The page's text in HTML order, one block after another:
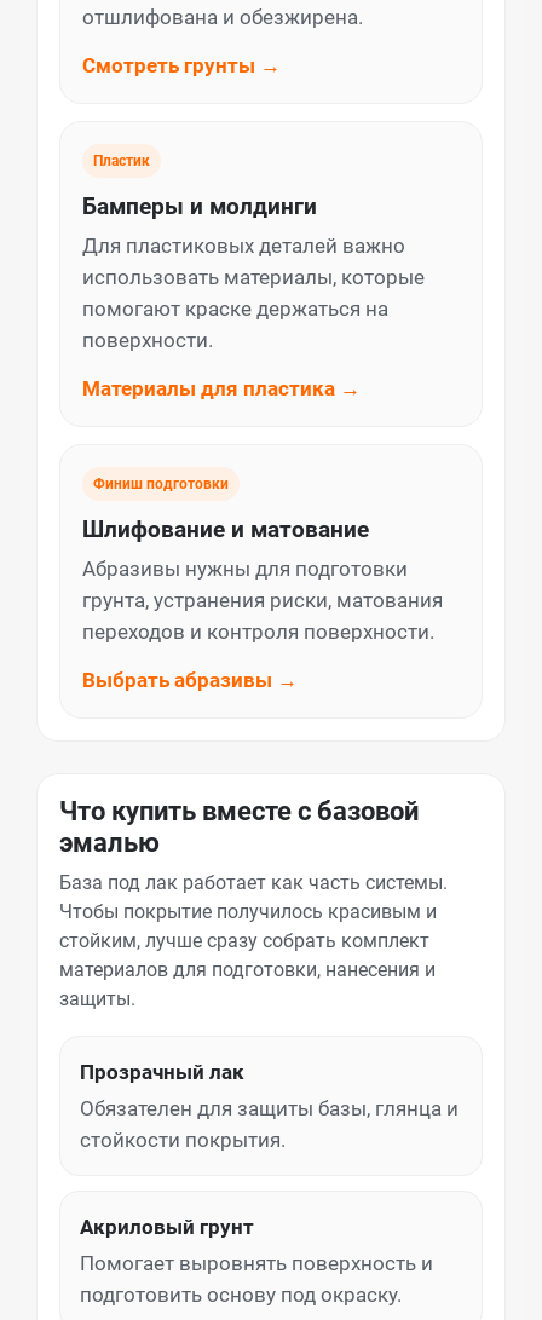
отшлифована и обезжирена.
Смотреть грунты →
Пластик
Бамперы и молдинги
Для пластиковых деталей важно
использовать материалы, которые
помогают краске держаться на
поверхности.
Материалы для пластика →
Финиш подготовки
Шлифование и матование
Абразивы нужны для подготовки
грунта, устранения риски, матования
переходов и контроля поверхности.
Выбрать абразивы →
Что купить вместе с базовой
эмалью
База под лак работает как часть системы.
Чтобы покрытие получилось красивым и
стойким, лучше сразу собрать комплект
материалов для подготовки, нанесения и
защиты.
Прозрачный лак
Обязателен для защиты базы, глянца и
стойкости покрытия.
Акриловый грунт
Помогает выровнять поверхность и
подготовить основу под окраску.